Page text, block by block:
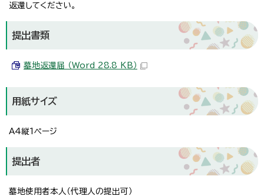
返還してください。
提出書類
墓地返還届 （Word 28.8 KB）
用紙サイズ
A4縦1ページ
提出者
墓地使用者本人（代理人の提出可）